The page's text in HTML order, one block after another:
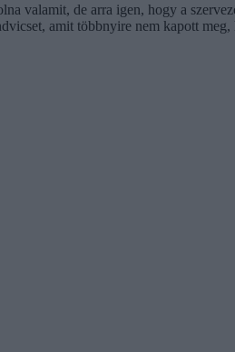
valamit, de arra igen, hogy a
amit többnyire nem kapott